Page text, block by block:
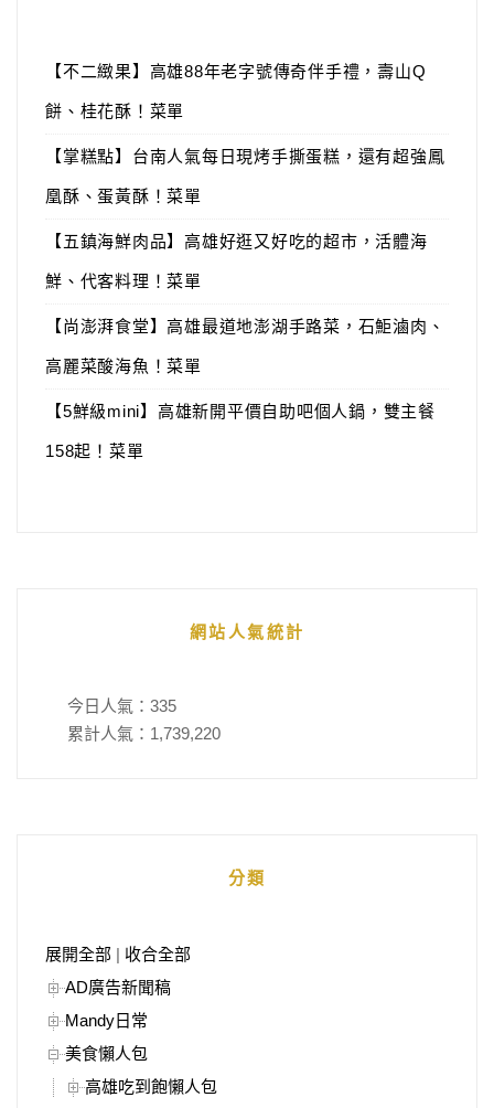
【不二緻果】高雄88年老字號傳奇伴手禮，壽山Q
餅、桂花酥！菜單
【掌糕點】台南人氣每日現烤手撕蛋糕，還有超強鳳
凰酥、蛋黃酥！菜單
【五鎮海鮮肉品】高雄好逛又好吃的超市，活體海
鮮、代客料理！菜單
【尚澎湃食堂】高雄最道地澎湖手路菜，石鮔滷肉、
高麗菜酸海魚！菜單
【5鮮級mini】高雄新開平價自助吧個人鍋，雙主餐
158起！菜單
網站人氣統計
今日人氣： 335
累計人氣： 1,739,220
分類
展開全部 | 收合全部
AD廣告新聞稿
Mandy日常
美食懶人包
高雄吃到飽懶人包